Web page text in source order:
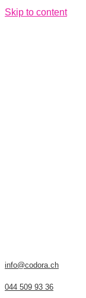
Skip to content
info@codora.ch
044 509 93 36